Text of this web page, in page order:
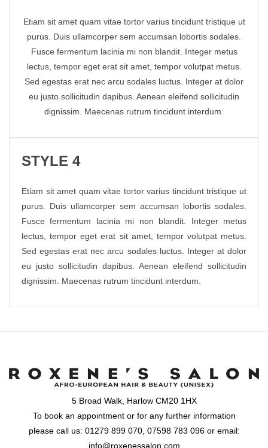
Etiam sit amet quam vitae tortor varius tincidunt tristique ut
purus. Duis ullamcorper sem accumsan lobortis sodales.
Fusce fermentum lacinia mi non blandit. Integer metus
lectus, tempor eget erat sit amet, tempor volutpat metus.
Sed egestas erat nec arcu sodales luctus. Integer at dolor
eu justo sollicitudin dapibus. Aenean eleifend sollicitudin
dignissim. Maecenas rutrum tincidunt interdum.
STYLE 4
Etiam sit amet quam vitae tortor varius tincidunt tristique ut
purus. Duis ullamcorper sem accumsan lobortis sodales.
Fusce fermentum lacinia mi non blandit. Integer metus
lectus, tempor eget erat sit amet, tempor volutpat metus.
Sed egestas erat nec arcu sodales luctus. Integer at dolor
eu justo sollicitudin dapibus. Aenean eleifend sollicitudin
dignissim. Maecenas rutrum tincidunt interdum.
5 Broad Walk, Harlow CM20 1HX
To book an appointment or for any further information
please call us: 01279 899 070, 07598 783 096 or email:
info@roxenessalon.com